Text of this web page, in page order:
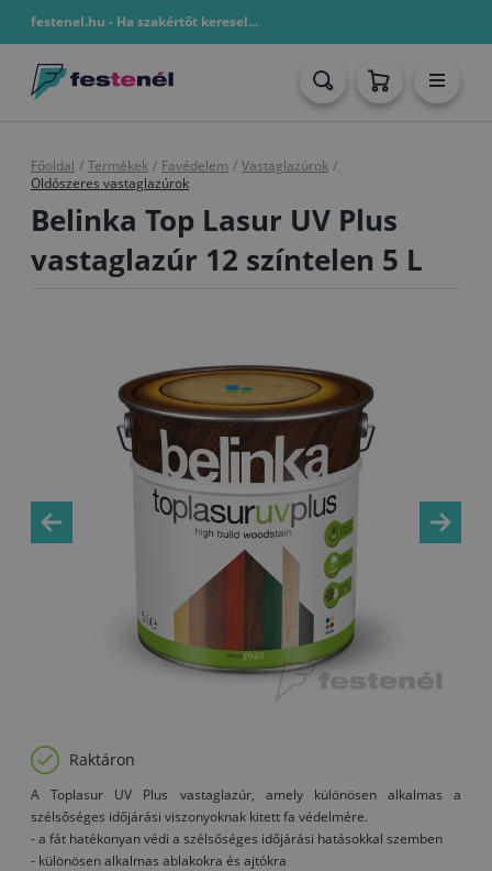
festenel.hu - Ha szakértőt keresel...
Főoldal / Termékek / Favédelem / Vastaglazúrok /
Oldószeres vastaglazúrok
Belinka Top Lasur UV Plus
vastaglazúr 12 színtelen 5 L
Raktáron
A Toplasur UV Plus vastaglazúr, amely különösen alkalmas a
szélsőséges időjárási viszonyoknak kitett fa védelmére.
- a fát hatékonyan védi a szélsőséges időjárási hatásokkal szemben
- különösen alkalmas ablakokra és ajtókra